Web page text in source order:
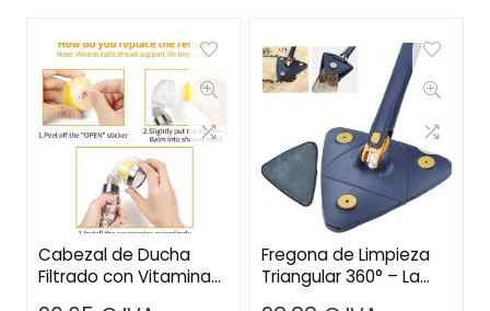
Cabezal de Ducha
Filtrado con Vitamina
Fregona de Limpieza
Triangular 360° – La